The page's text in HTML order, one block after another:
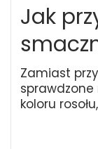
Jak
Zamiast
koloru